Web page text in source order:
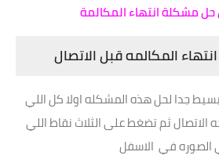
مشكلة انتهاء المكالمة
المكالمه قبل الاتصال
جدا لحل هذه المشكله اولا كل اللي
الاتصال ثم تضغط على الثلاث نقاط اللي
في الاسفل